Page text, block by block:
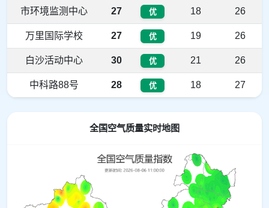
市环境监测中心 27 优 18 26
万里国际学校 27 优 19 26
白沙活动中心 30 优 21 26
中科路88号 28 优 18 27
全国空气质量实时地图